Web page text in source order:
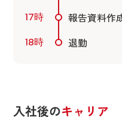
17時 報告資料作
18時 退勤
入社後のキャリア